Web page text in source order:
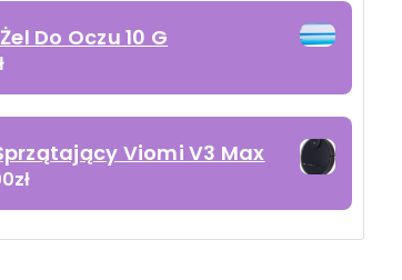
Do Oczu 10 G
Viomi V3 Max
zł